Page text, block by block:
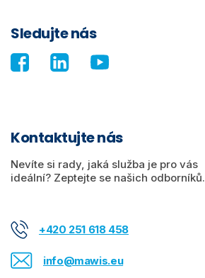
Sledujte nás
Kontaktujte nás
Nevíte si rady, jaká služba je pro vás
ideální? Zeptejte se našich odborníků.
+420 251 618 458
info@mawis.eu